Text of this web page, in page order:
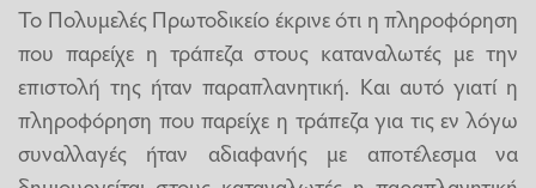
Το Πολυμελές Πρωτοδικείο έκρινε ότι η πληροφόρηση
που παρείχε η τράπεζα στους καταναλωτές με την
επιστολή της ήταν παραπλανητική. Και αυτό γιατί η
πληροφόρηση που παρείχε η τράπεζα για τις εν λόγω
συναλλαγές ήταν αδιαφανής με αποτέλεσμα να